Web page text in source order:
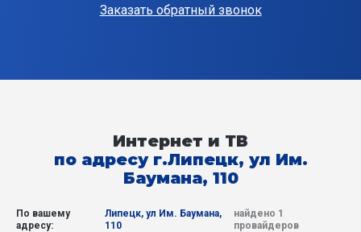
Заказать обратный звонок
Интернет и ТВ
по адресу г.Липецк, ул Им.
Баумана, 110
По вашему
адресу:
Липецк, ул Им. Баумана,
110
найдено 1
провайдеров